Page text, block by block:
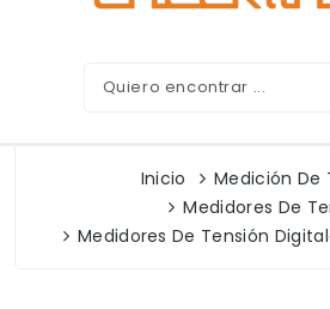
Inicio
Medición De
Medidores De
Medidores De Tensión